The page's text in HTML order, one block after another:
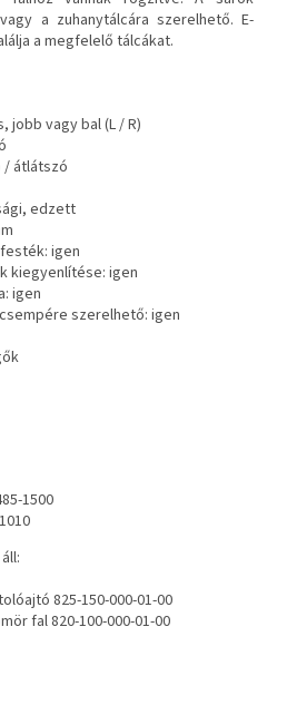
a zuhanytálcára szerelhető. E-
a megfelelő tálcákat.
jobb vagy bal (L / R)
/ átlátszó
edzett
igen
kiegyenlítése: igen
igen
szerelhető: igen
1500
825-150-000-01-00
fal 820-100-000-01-00